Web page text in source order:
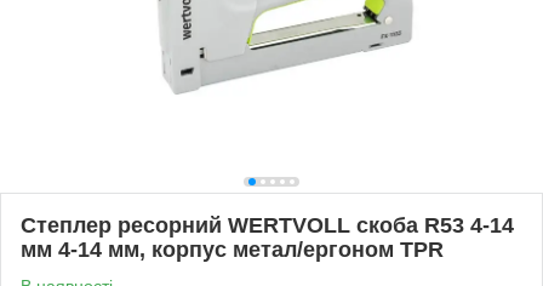
Степлер ресорний WERTVOLL скоба R53 4-14
мм 4-14 мм, корпус метал/ергоном TPR